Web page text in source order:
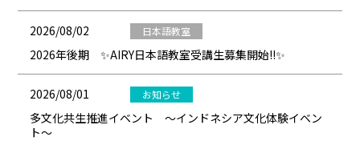
2026/08/02 日本語教室
2026年後期 ✨AIRY日本語教室受講生募集開始!!✨
2026/08/01 お知らせ
多文化共生推進イベント ～インドネシア文化体験イベン
ト～